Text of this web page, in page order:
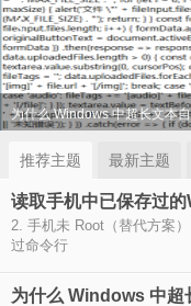
为什么 Windows 中超长文本
推荐主题 最新主题
读取手机中已保存过的
2. 手机未 Root（替代方案
过命令行
为什么 Windows 中超